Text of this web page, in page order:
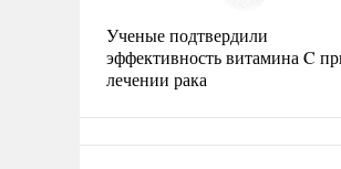
Ученые подтвердили
эффективность витамина C
лечении рака